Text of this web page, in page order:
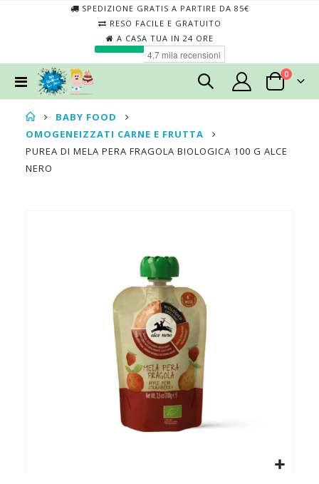
SPEDIZIONE GRATIS A PARTIRE DA 85€
RESO FACILE E GRATUITO
A CASA TUA IN 24 ORE
Toggle
Nav
Cart
0elementi
BABY FOOD
OMOGENEIZZATI CARNE E FRUTTA
PUREA DI MELA PERA FRAGOLA BIOLOGICA 100 G ALCE
NERO